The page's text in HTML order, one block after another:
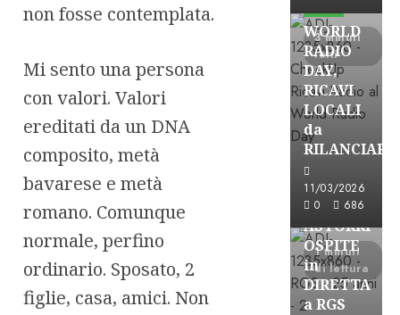
non fosse contemplata.
Mi sento una persona
con valori. Valori
ereditati da un DNA
composito, metà
bavarese e metà
romano. Comunque
normale, perfino
ordinario. Sposato, 2
figlie, casa, amici. Non
3 minuti
letti
WORLD
RADIO
DAY,
RICAVI
LOCALI
da
RILANCIARE
11/03/2026
0
686
1 minuti
di lettura
Astorri News
FREE
ASTORRI
OSPITE
in
DIRETTA
a RGS